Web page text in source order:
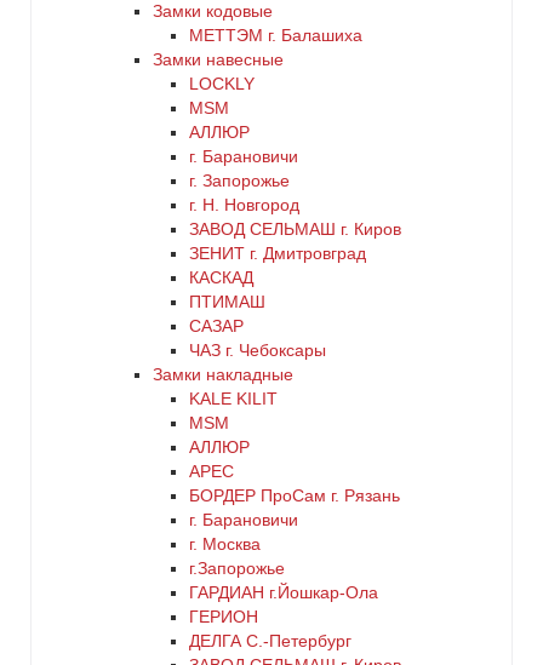
Замки кодовые
МЕТТЭМ г. Балашиха
Замки навесные
LOCKLY
MSM
АЛЛЮР
г. Барановичи
г. Запорожье
г. Н. Новгород
ЗАВОД СЕЛЬМАШ г. Киров
ЗЕНИТ г. Дмитровград
КАСКАД
ПТИМАШ
САЗАР
ЧАЗ г. Чебоксары
Замки накладные
KALE KILIT
MSM
АЛЛЮР
АРЕС
БОРДЕР ПроСам г. Рязань
г. Барановичи
г. Москва
г.Запорожье
ГАРДИАН г.Йошкар-Ола
ГЕРИОН
ДЕЛГА С.-Петербург